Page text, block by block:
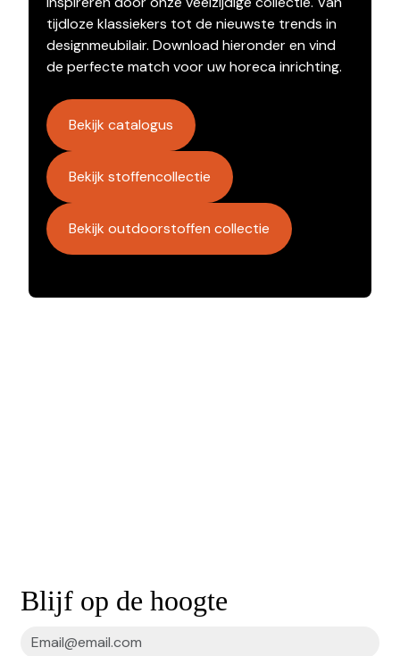
tijdloze klassiekers tot de nieuwste trends in
designmeubilair. Download hieronder en vind
de perfecte match voor uw horeca inrichting.
Bekijk catalogus
Bekijk stoffencollectie
Bekijk outdoorstoffen collectie
Blijf op de hoogte